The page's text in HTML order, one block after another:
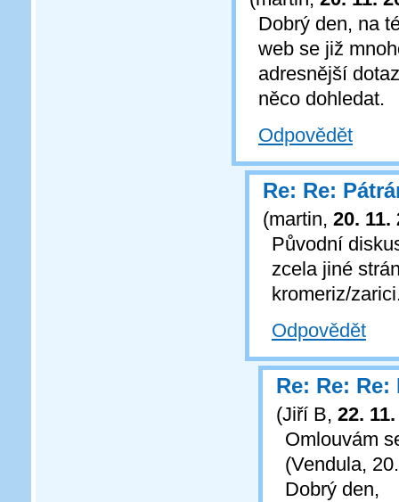
Dobrý den, na
web se již
adresnější
něco dohledat.
Odpovědět
Re: Re:
(martin, 20. 11.
Původní
zcela jiné
kromeriz/
Odpovědět
Re: Re: Re:
(Jiří B, 22.
Omlouvám
(Vendula,
Dobrý den,